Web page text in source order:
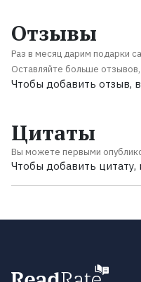
Отзывы
Раз в месяц дарим подарки
Оставляйте больше
Чтобы добавить отзыв,
Цитаты
Вы можете первыми
Чтобы добавить